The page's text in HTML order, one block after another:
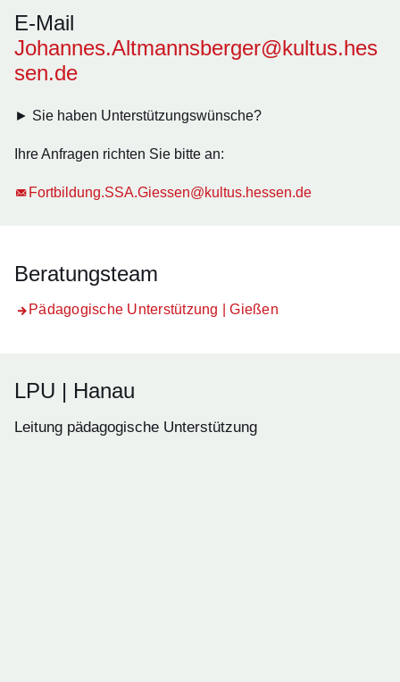
E-Mail
Johannes.Altmannsberger@kultus.hes
sen.de
► Sie haben Unterstützungswünsche?
Ihre Anfragen richten Sie bitte an:
Fortbildung.SSA.Giessen@kultus.hessen.de
Beratungsteam
Pädagogische Unterstützung | Gießen
LPU | Hanau
Leitung pädagogische Unterstützung